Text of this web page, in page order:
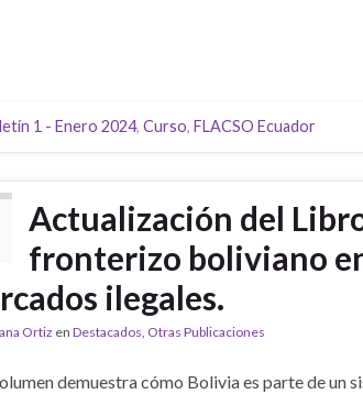
1 - Enero 2024, Curso, FLACSO Ecuador
Actualización del
fronterizo boliviano
ilegales.
Ortiz en Destacados, Otras Publicaciones
demuestra cómo Bolivia es parte de un